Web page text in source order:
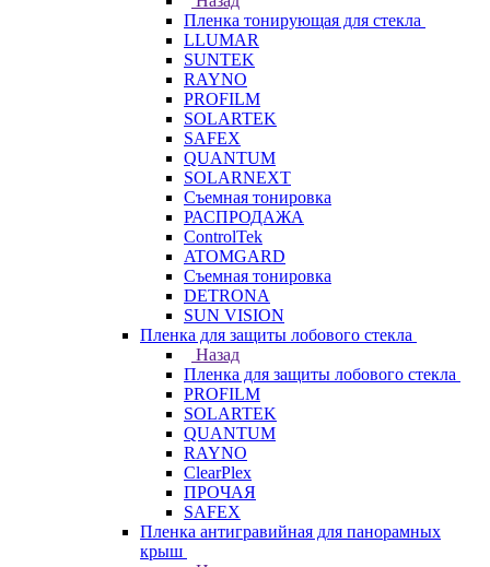
Пленка тонирующая для стекла
LLUMAR
SUNTEK
RAYNO
PROFILM
SOLARTEK
SAFEX
QUANTUM
SOLARNEXT
Съемная тонировка
РАСПРОДАЖА
ControlTek
ATOMGARD
Съемная тонировка
DETRONA
SUN VISION
Пленка для защиты лобового стекла
Назад
Пленка для защиты лобового стекла
PROFILM
SOLARTEK
QUANTUM
RAYNO
ClearPlex
ПРОЧАЯ
SAFEX
Пленка антигравийная для панорамных
крыш